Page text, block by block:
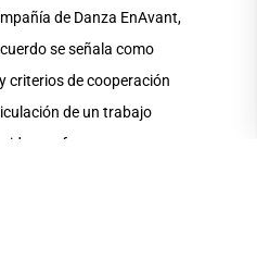
de Danza EnAvant,
se señala como
criterios de cooperación
de un trabajo
que favorezca a procesos